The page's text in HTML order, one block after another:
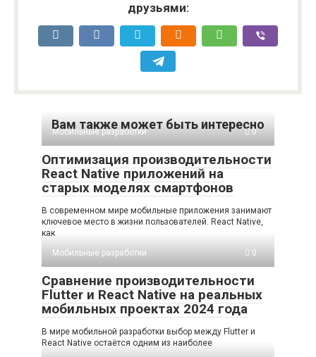
друзьями:
Вам также может быть интересно
Мобильные разработки 0
Оптимизация производительности
React Native приложений на
старых моделях смартфонов
В современном мире мобильные приложения занимают
ключевое место в жизни пользователей. React Native,
как
Мобильные разработки
0
Сравнение производительности
Flutter и React Native на реальных
мобильных проектах 2024 года
В мире мобильной разработки выбор между Flutter и
React Native остаётся одним из наиболее